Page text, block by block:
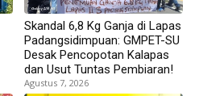
Skandal 6,8 Kg Ganja di Lapas
Padangsidimpuan: GMPET-SU
Desak Pencopotan Kalapas
dan Usut Tuntas Pembiaran!
Agustus 7, 2026